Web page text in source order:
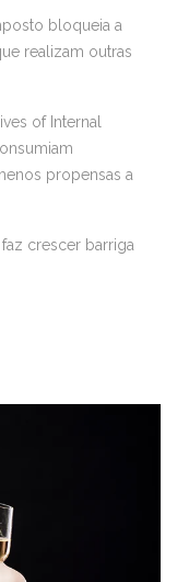
bloqueia a
realizam outras
of Internal
propensas a
crescer barriga